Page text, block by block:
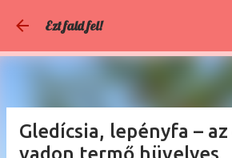
Ezt fald fel!
Gledícsia, lepényfa –
vadon termő hüvelyes